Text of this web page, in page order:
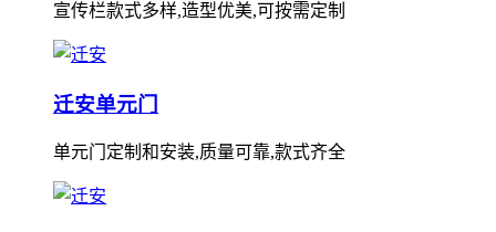
宣传栏款式多样,造型优美,可按需定制
迁安单元门
单元门定制和安装,质量可靠,款式齐全